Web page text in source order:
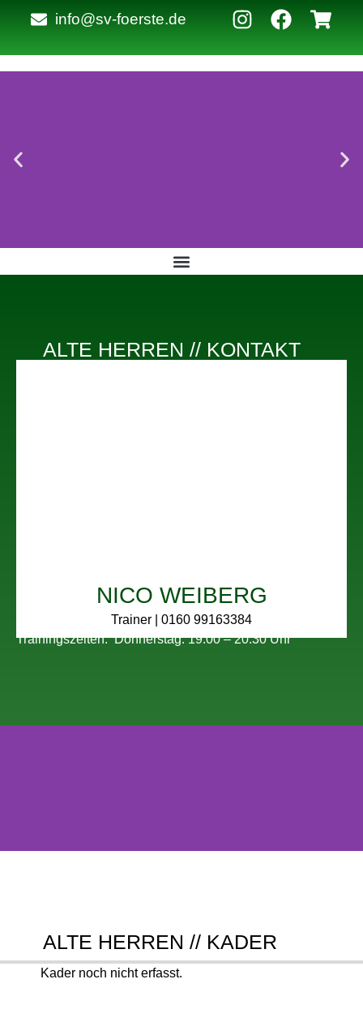
info@sv-foerste.de
ALTE HERREN // KONTAKT
NICO WEIBERG
Trainer | 0160 99163384
Trainingszeiten:Donnerstag:19:00 – 20:30 Uhr
ALTE HERREN // KADER
Kader noch nicht erfasst.